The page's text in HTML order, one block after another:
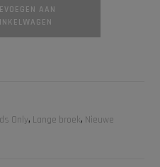
AAN
Only, Lange broek, Nieuwe